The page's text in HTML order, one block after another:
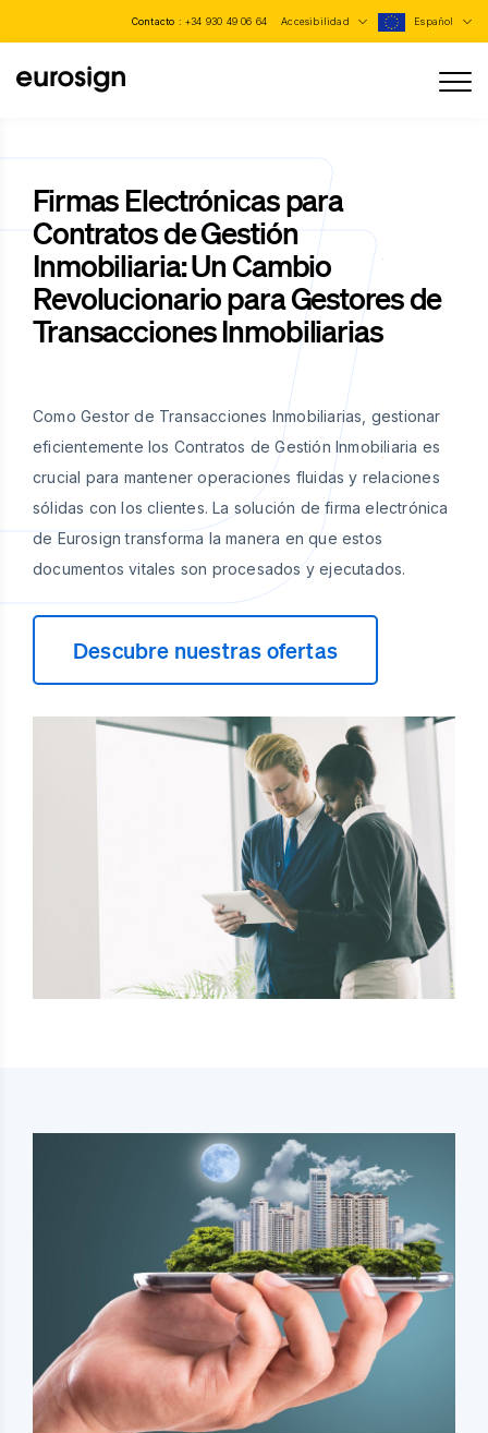
Contacto : +34 930 49 06 64 Accesibilidad Español
Firmas Electrónicas para
Contratos de Gestión
Inmobiliaria: Un Cambio
Revolucionario para Gestores de
Transacciones Inmobiliarias
Como Gestor de Transacciones Inmobiliarias, gestionar
eficientemente los Contratos de Gestión Inmobiliaria es
crucial para mantener operaciones fluidas y relaciones
sólidas con los clientes. La solución de firma electrónica
de Eurosign transforma la manera en que estos
documentos vitales son procesados y ejecutados.
Descubre nuestras ofertas